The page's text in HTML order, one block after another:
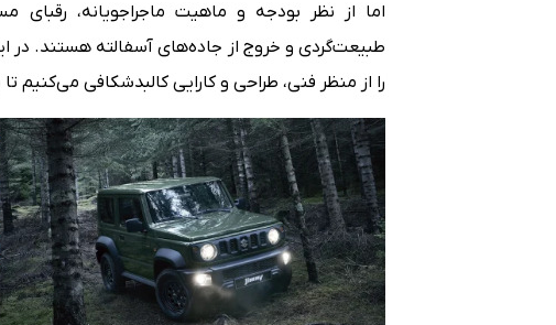
اما از نظر بودجه و ماهیت ماجراجویانه، رقبای
طبیعت‌گردی و خروج از جاده‌های آسفالته هستند.
را از منظر فنی، طراحی و کارایی کالبدشکافی می‌کنیم